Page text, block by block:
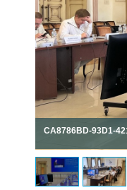
CA8786BD-93D1-